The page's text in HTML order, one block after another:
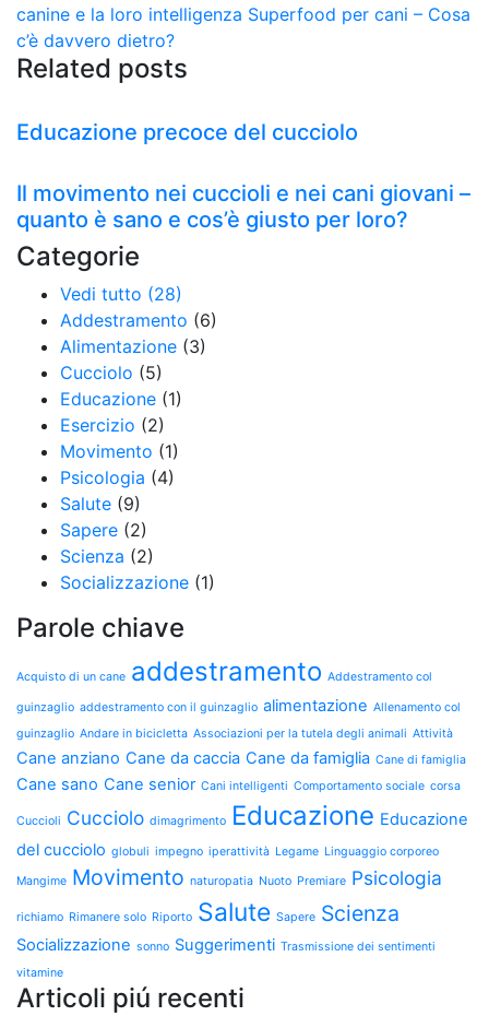
canine e la loro intelligenza Superfood per cani – Cosa
c’è davvero dietro?
Related posts
Educazione precoce del cucciolo
Il movimento nei cuccioli e nei cani giovani –
quanto è sano e cos’è giusto per loro?
Categorie
Vedi tutto (28)
Addestramento (6)
Alimentazione (3)
Cucciolo (5)
Educazione (1)
Esercizio (2)
Movimento (1)
Psicologia (4)
Salute (9)
Sapere (2)
Scienza (2)
Socializzazione (1)
Parole chiave
Acquisto di un cane addestramento Addestramento col
guinzaglio addestramento con il guinzaglio alimentazione Allenamento col
guinzaglio Andare in bicicletta Associazioni per la tutela degli animali Attività
Cane anziano Cane da caccia Cane da famiglia Cane di famiglia
Cane sano Cane senior Cani intelligenti Comportamento sociale corsa
Cuccioli Cucciolo dimagrimento Educazione Educazione
del cucciolo globuli impegno iperattività Legame Linguaggio corporeo
Mangime Movimento naturopatia Nuoto Premiare Psicologia
richiamo Rimanere solo Riporto Salute Sapere Scienza
Socializzazione sonno Suggerimenti Trasmissione dei sentimenti
vitamine
Articoli piú recenti